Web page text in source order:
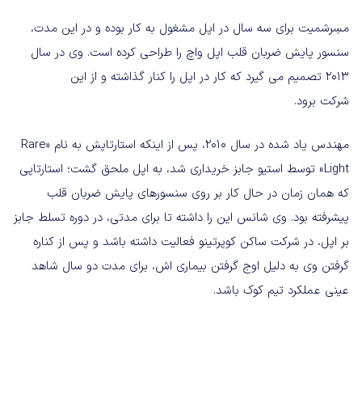
مسِرشمیت برای سه سال در اپل مشغول به کار بوده و در این مدت،
سنسور پایش ضربان قلب اپل واچ را طراحی کرده است. وی در سال
۲۰۱۳ تصمیم می گیرد که کار در اپل را کنار گذاشته و از این
شرکت برود.
مهندس یاد شده در سال ۲۰۱۰، پس از اینکه استارتاپش به نام «Rare
Light» توسط استیو جابز خریداری شد، به اپل ملحق گشت؛ استارتاپی
که همان زمان در حال کار بر روی سنسورهای پایش ضربان قلب
پیشرفته بود. وی شانس این را داشته تا برای مدتی، در دوره تسلط جابز
بر اپل، در شرکت ساکن کوپرتینو فعالیت داشته باشد و پس از کناره
گرفتن وی به دلیل اوج گرفتن بیماری اش، برای مدت دو سال شاهد
عینی عملکرد تیم کوک باشد.